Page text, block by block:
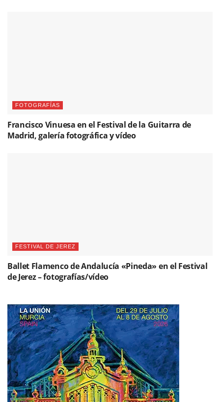
FOTOGRAFÍAS
Francisco Vinuesa en el Festival de la Guitarra de
Madrid, galería fotográfica y vídeo
FESTIVAL DE JEREZ
Ballet Flamenco de Andalucía «Pineda» en el Festival
de Jerez – fotografías/vídeo